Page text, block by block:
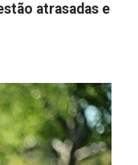
atrasadas e